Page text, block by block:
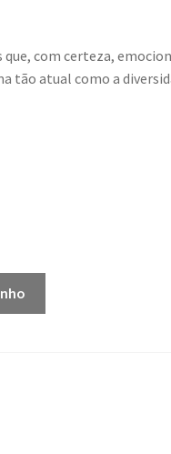
que, com certeza,
tão atual como a